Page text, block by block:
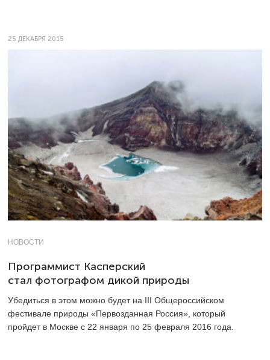
25 ДЕКАБРЯ 2015
НОВОСТИ
Программист Касперский
стал фотографом дикой природы
Убедиться в этом можно будет на III Общероссийском
фестивале природы «Первозданная Россия», который
пройдет в Москве с 22 января по 25 февраля 2016 года.